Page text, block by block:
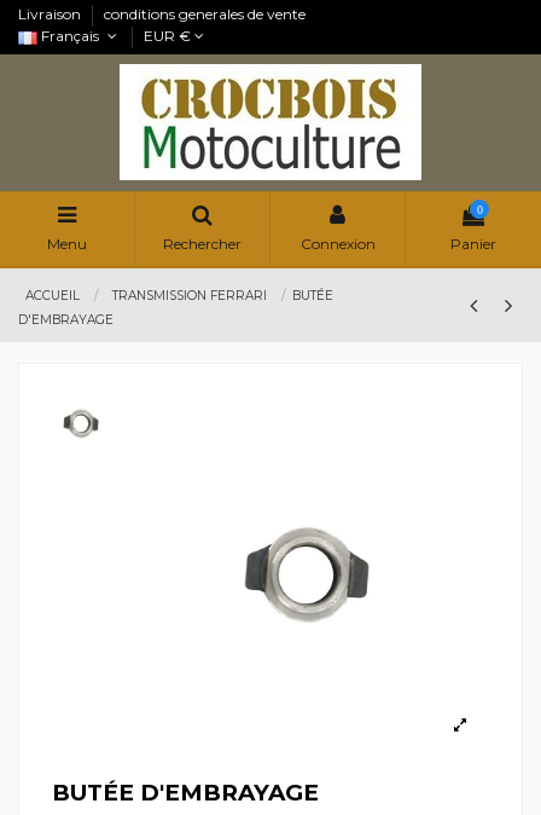
Livraison
conditions generales de vente
Français
EUR €
Menu Rechercher Connexion
0
Panier
ACCUEIL TRANSMISSION FERRARI
BUTÉE
D'EMBRAYAGE
BUTÉE D'EMBRAYAGE